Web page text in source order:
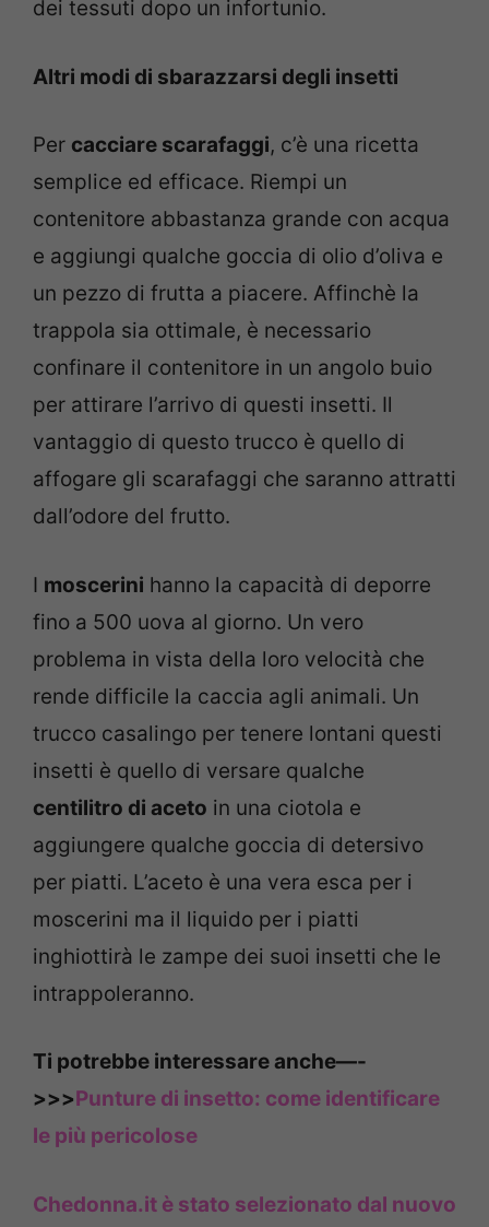
dei tessuti dopo un infortunio.
Altri modi di sbarazzarsi degli insetti
Per cacciare scarafaggi, c’è una ricetta
semplice ed efficace. Riempi un
contenitore abbastanza grande con acqua
e aggiungi qualche goccia di olio d’oliva e
un pezzo di frutta a piacere. Affinchè la
trappola sia ottimale, è necessario
confinare il contenitore in un angolo buio
per attirare l’arrivo di questi insetti. Il
vantaggio di questo trucco è quello di
affogare gli scarafaggi che saranno attratti
dall’odore del frutto.
I moscerini hanno la capacità di deporre
fino a 500 uova al giorno. Un vero
problema in vista della loro velocità che
rende difficile la caccia agli animali. Un
trucco casalingo per tenere lontani questi
insetti è quello di versare qualche
centilitro di aceto in una ciotola e
aggiungere qualche goccia di detersivo
per piatti. L’aceto è una vera esca per i
moscerini ma il liquido per i piatti
inghiottirà le zampe dei suoi insetti che le
intrappoleranno.
Ti potrebbe interessare anche—-
>>>Punture di insetto: come identificare
le più pericolose
Chedonna.it è stato selezionato dal nuovo